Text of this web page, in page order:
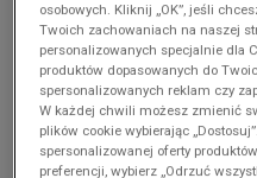
ADIDAS BLUZA
UP JACKET
Produkt pochodzi z końcówek
sezonów lub z ekspozycji.
osobowych. Kliknij „OK”, jeśli
Twoich zachowaniach na naszej
personalizowanych specjalnie dla
produktów dopasowanych do
spersonalizowanych reklam czy
W każdej chwili możesz zmienić
plików cookie wybierając
spersonalizowanej oferty
preferencji, wybierz „Odrzuć